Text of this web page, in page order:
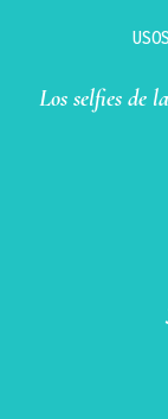
Los selfies de